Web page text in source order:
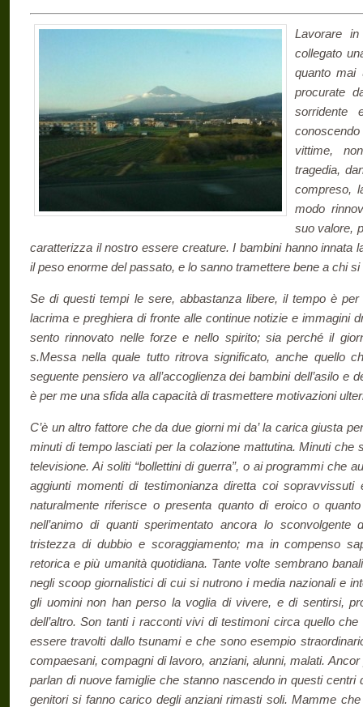
Lavorare
collegato
quanto mai
procurate
sorridente
vittime,
tragedia,
compreso,
modo
suo valore,
caratterizza il nostro essere creature. I bambini hanno innata
il peso enorme del passato, e lo sanno tramettere bene a chi
Se di questi tempi le sere, abbastanza libere, il tempo è
lacrima e preghiera di fronte alle continue notizie e immagini
sento rinnovato nelle forze e nello spirito; sia perché il
s.Messa nella quale tutto ritrova significato, anche quello
seguente pensiero va all’accoglienza dei bambini dell’asilo e
è per me una sfida alla capacità di trasmettere motivazioni
C’è un altro fattore che da due giorni mi da’ la carica giusta
minuti di tempo lasciati per la colazione mattutina. Minuti che
televisione. Ai soliti “bollettini di guerra”, o ai programmi che
aggiunti momenti di testimonianza diretta coi
naturalmente riferisce o presenta quanto di eroico o
nell’animo di quanti sperimentato ancora lo
tristezza di dubbio e scoraggiamento; ma in compenso
retorica e più umanità quotidiana. Tante volte sembrano
negli scoop giornalistici di cui si nutrono i media nazionali e
gli uomini non han perso la voglia di vivere, e di sentirsi,
dell’altro. Son tanti i racconti vivi di testimoni circa quello
essere travolti dallo tsunami e che sono esempio
compaesani, compagni di lavoro, anziani, alunni, malati.
parlan di nuove famiglie che stanno nascendo in questi
genitori si fanno carico degli anziani rimasti soli. Mamme